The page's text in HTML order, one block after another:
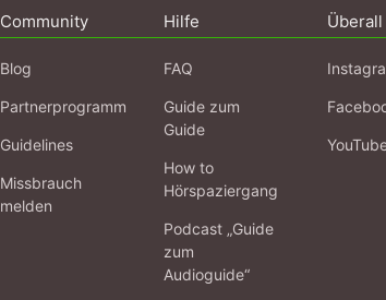
Community
Blog
Partnerprogramm
Guidelines
Missbrauch
melden
Hilfe
FAQ
Guide zum
Guide
How to
Hörspaziergang
Podcast „Guide
zum
Audioguide“
Überall